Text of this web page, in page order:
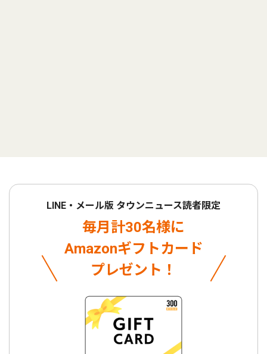
LINE・メール版 タウンニュース読者限定
毎月計30名様に
Amazonギフトカード
プレゼント！